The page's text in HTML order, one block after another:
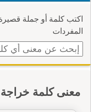
اكتب كلمة أو جملة
المفردات
معنى كلمة